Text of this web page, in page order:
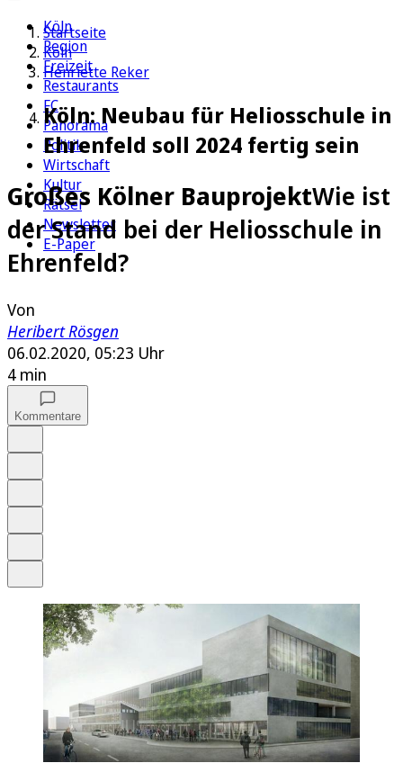
Köln
Region
Freizeit
Restaurants
FC
Panorama
Politik
Wirtschaft
Kultur
Rätsel
Newsletter
E-Paper
Startseite
Köln
Henriette Reker
Köln: Neubau für Heliosschule in
Ehrenfeld soll 2024 fertig sein
Großes Kölner BauprojektWie ist
der Stand bei der Heliosschule in
Ehrenfeld?
Von
Heribert Rösgen
06.02.2020, 05:23 Uhr
4 min
Kommentare